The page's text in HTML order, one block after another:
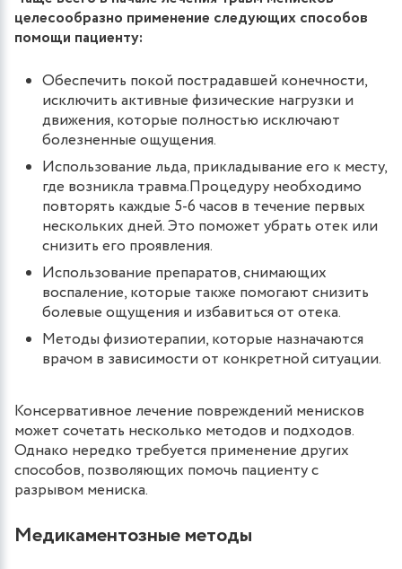
целесообразно применение следующих способов
помощи пациенту:
Обеспечить покой пострадавшей конечности,
исключить активные физические нагрузки и
движения, которые полностью исключают
болезненные ощущения.
Использование льда, прикладывание его к месту,
где возникла травма.Процедуру необходимо
повторять каждые 5-6 часов в течение первых
нескольких дней. Это поможет убрать отек или
снизить его проявления.
Использование препаратов, снимающих
воспаление, которые также помогают снизить
болевые ощущения и избавиться от отека.
Методы физиотерапии, которые назначаются
врачом в зависимости от конкретной ситуации.
Консервативное лечение повреждений менисков
может сочетать несколько методов и подходов.
Однако нередко требуется применение других
способов, позволяющих помочь пациенту с
разрывом мениска.
Медикаментозные методы